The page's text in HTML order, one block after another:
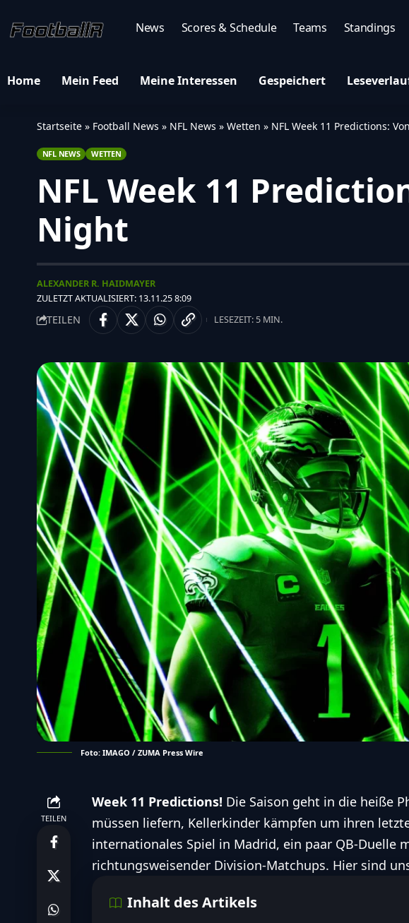
News Scores & Schedule Teams Standings
Home Mein Feed Meine Interessen Gespeichert
Startseite » Football News » NFL News » Wetten » NFL Week 11 Predictions:
NFL NEWS WETTEN
NFL Week 11
Night
ZULETZT AKTUALISIERT: 13.11.25 8:09
ALEXANDER R. HAIDMAYER
TEILEN LESEZEIT: 5 MIN.
Foto: IMAGO / ZUMA Press Wire
TEILEN
Week 11 Predictions! Die Saison geht in die heiße
müssen liefern, Kellerkinder kämpfen um ihren
internationales Spiel in Madrid, ein paar QB-Duelle
richtungsweisender Division-Matchups. Hier sind
Inhalt des Artikels